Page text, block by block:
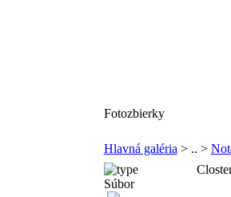
Fotozbierky
Hlavná galéria > .. >
Súbor